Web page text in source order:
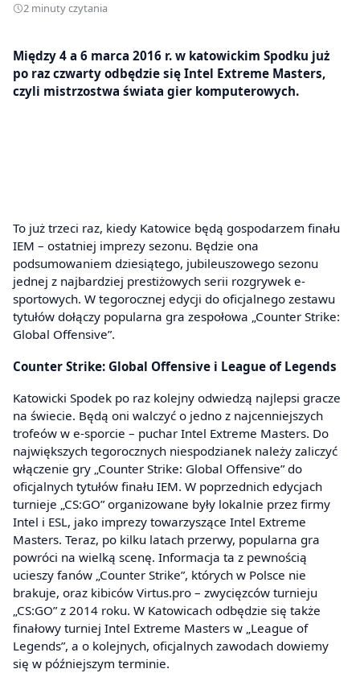
2 minuty czytania
Między 4 a 6 marca 2016 r. w katowickim Spodku już
po raz czwarty odbędzie się Intel Extreme Masters,
czyli mistrzostwa świata gier komputerowych.
To już trzeci raz, kiedy Katowice będą gospodarzem finału
IEM – ostatniej imprezy sezonu. Będzie ona
podsumowaniem dziesiątego, jubileuszowego sezonu
jednej z najbardziej prestiżowych serii rozgrywek e-
sportowych. W tegorocznej edycji do oficjalnego zestawu
tytułów dołączy popularna gra zespołowa „Counter Strike:
Global Offensive”.
Counter Strike: Global Offensive i League of Legends
Katowicki Spodek po raz kolejny odwiedzą najlepsi gracze
na świecie. Będą oni walczyć o jedno z najcenniejszych
trofeów w e-sporcie – puchar Intel Extreme Masters. Do
największych tegorocznych niespodzianek należy zaliczyć
włączenie gry „Counter Strike: Global Offensive” do
oficjalnych tytułów finału IEM. W poprzednich edycjach
turnieje „CS:GO” organizowane były lokalnie przez firmy
Intel i ESL, jako imprezy towarzyszące Intel Extreme
Masters. Teraz, po kilku latach przerwy, popularna gra
powróci na wielką scenę. Informacja ta z pewnością
ucieszy fanów „Counter Strike”, których w Polsce nie
brakuje, oraz kibiców Virtus.pro – zwycięzców turnieju
„CS:GO” z 2014 roku. W Katowicach odbędzie się także
finałowy turniej Intel Extreme Masters w „League of
Legends”, a o kolejnych, oficjalnych zawodach dowiemy
się w późniejszym terminie.